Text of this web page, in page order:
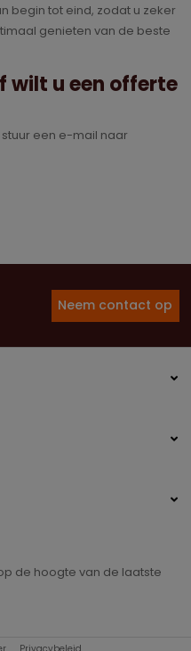
begin tot eind, zodat u zeker
genieten van de beste
wilt u een offerte
stuur een e-mail naar
Neem contact op
de hoogte van de laatste